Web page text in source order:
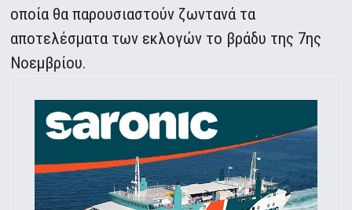
οποία θα παρουσιαστούν ζωντανά τα
αποτελέσματα των εκλογών το βράδυ της 7ης
Νοεμβρίου.